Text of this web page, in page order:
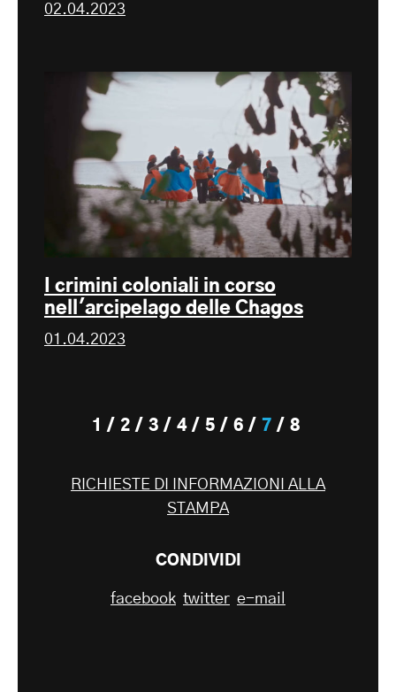
02.04.2023
I crimini coloniali in corso
nell'arcipelago delle Chagos
01.04.2023
1 2 3 4 5 6 7 8
RICHIESTE DI INFORMAZIONI ALLA
STAMPA
CONDIVIDI
facebook twitter e-mail